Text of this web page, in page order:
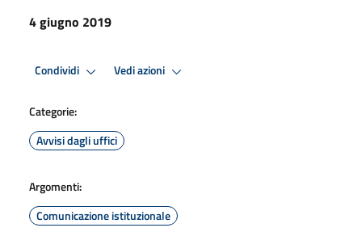
4 giugno 2019
Condividi Vedi azioni
Categorie:
Avvisi dagli uffici
Argomenti:
Comunicazione istituzionale